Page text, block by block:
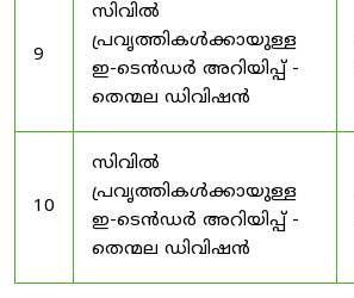
9
സിവിൽ
പ്രവൃത്തികൾക്കായുള്ള
ഇ-ടെൻഡർ അറിയിപ്പ് -
തെന്മല ഡിവിഷൻ
10
സിവിൽ
പ്രവൃത്തികൾക്കായുള്ള
ഇ-ടെൻഡർ അറിയിപ്പ് -
തെന്മല ഡിവിഷൻ